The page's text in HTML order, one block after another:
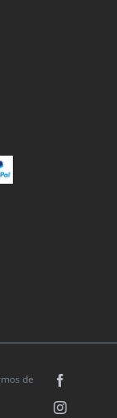
de
Instagram